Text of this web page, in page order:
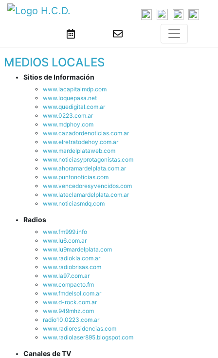
MEDIOS LOCALES
Sitios de Información
www.lacapitalmdp.com
www.loquepasa.net
www.quedigital.com.ar
www.0223.com.ar
www.mdphoy.com
www.cazadordenoticias.com.ar
www.elretratodehoy.com.ar
www.mardelplataweb.com
www.noticiasyprotagonistas.com
www.ahoramardelplata.com.ar
www.puntonoticias.com
www.vencedoresyvencidos.com
www.lateclamardelplata.com.ar
www.noticiasmdq.com
Radios
www.fm999.info
www.lu6.com.ar
www.lu9mardelplata.com
www.radiokla.com.ar
www.radiobrisas.com
www.la97.com.ar
www.compacto.fm
www.fmdelsol.com.ar
www.d-rock.com.ar
www.949mhz.com
radio10.0223.com.ar
www.radioresidencias.com
www.radiolaser895.blogspot.com
Canales de TV